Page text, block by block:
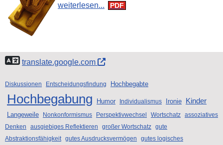
weiterlesen...
translate.google.com
Diskussionen Entscheidungsfindung Hochbegabte
Hochbegabung Humor Individualismus Ironie Kinder
Langeweile Nonkonformismus Perspektivwechsel Wortschatz assoziatives
Denken
ausgiebiges Reflektieren großer Wortschatz gute
Abstraktionsfähigkeit gutes Ausdrucksvermögen
gutes logisches